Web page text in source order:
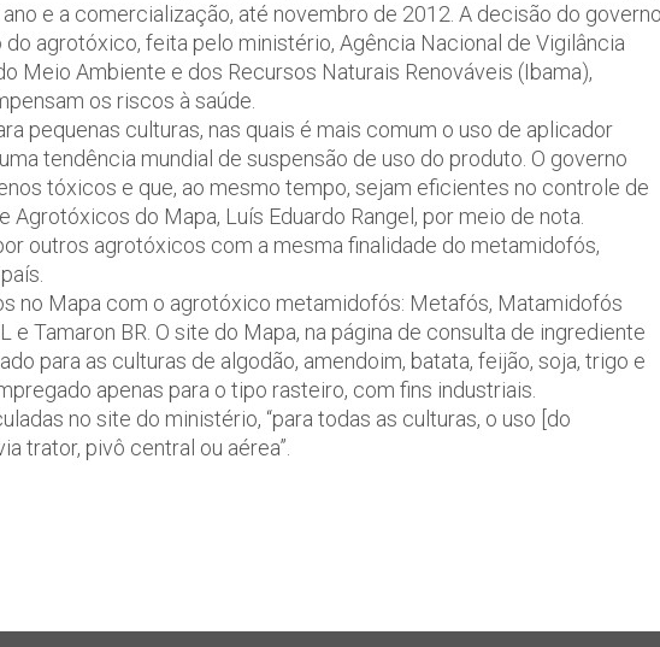
e a comercialização, até novembro de 2012. A decisão do
agrotóxico, feita pelo ministério, Agência Nacional de Vigilância
Meio Ambiente e dos Recursos Naturais Renováveis (Ibama),
os riscos à saúde.
pequenas culturas, nas quais é mais comum o uso de aplicador
tendência mundial de suspensão de uso do produto. O governo
tóxicos e que, ao mesmo tempo, sejam eficientes no controle de
Agrotóxicos do Mapa, Luís Eduardo Rangel, por meio de nota.
outros agrotóxicos com a mesma finalidade do metamidofós,
no Mapa com o agrotóxico metamidofós: Metafós, Matamidofós
e Tamaron BR. O site do Mapa, na página de consulta de ingrediente
para as culturas de algodão, amendoim, batata, feijão, soja, trigo e
apenas para o tipo rasteiro, com fins industriais.
no site do ministério, “para todas as culturas, o uso [do
trator, pivô central ou aérea”.